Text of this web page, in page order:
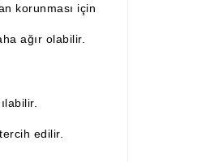
korunması için
ağır olabilir.
edilir.